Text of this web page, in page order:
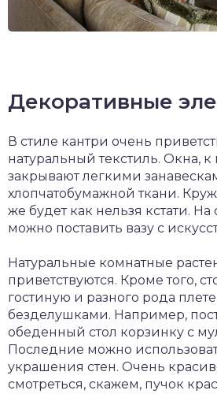
Декоративные
В стиле кантри очень
натуральный текстиль. Окна, к
закрывают легкими
хлопчатобумажной ткани.
же будет как нельзя кстати. На
можно поставить вазу с
Натуральные комнатные
приветствуются. Кроме того,
гостиную и разного рода
безделушками. Например,
обеденный стол корзинку с
Последние можно
украшения стен. Очень
смотреться, скажем, пучок